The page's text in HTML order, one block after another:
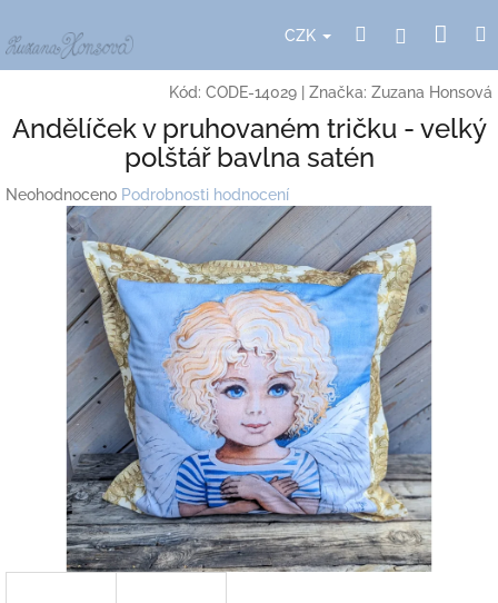
na
obsah
CZK HledatPřihlášení
Kód: CODE-14029 Značka: Zuzana Honsová
Andělíček v pruhovaném tričku - velký
polštář bavlna satén
Průměrné
hodnocení
produktu
Neohodnoceno Podrobnosti hodnocení